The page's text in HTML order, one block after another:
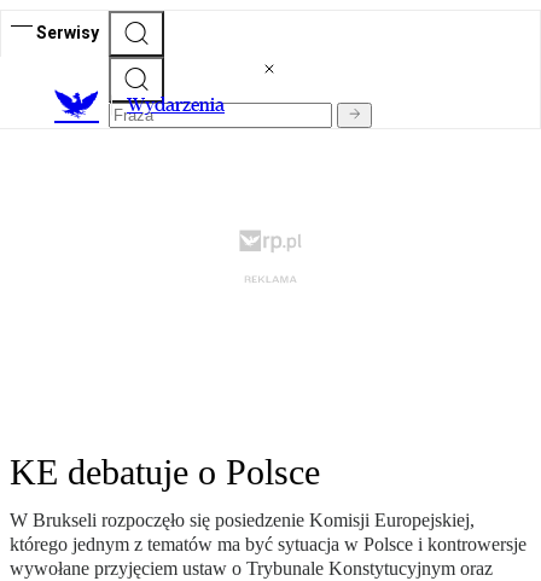
Serwisy
Wydarzenia
KE debatuje o Polsce
W Brukseli rozpoczęło się posiedzenie Komisji Europejskiej,
którego jednym z tematów ma być sytuacja w Polsce i kontrowersje
wywołane przyjęciem ustaw o Trybunale Konstytucyjnym oraz